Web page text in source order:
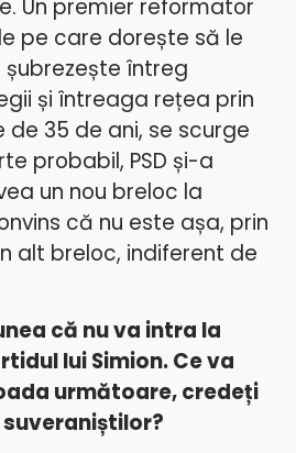
Un premier reformator
pe care dorește să le
întreg
și întreaga rețea prin
35 de ani, se scurge
probabil, PSD și-a
un nou breloc la
că nu este așa, prin
alt breloc, indiferent de
că nu va intra la
lui Simion. Ce va
următoare, credeți